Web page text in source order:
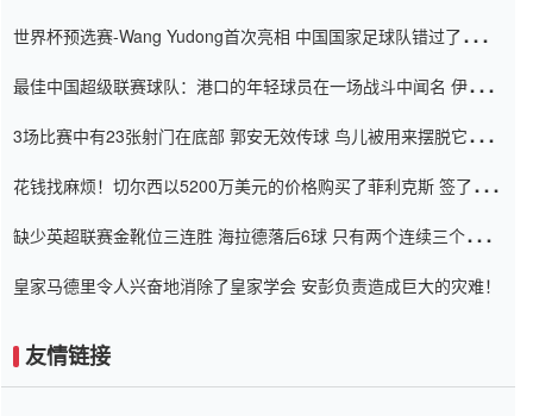
世界杯预选赛-Wang Yudong首次亮相 中国国家足球队错过了世界
最佳中国超级联赛球队：港口的年轻球员在一场战斗中闻名 伊万放
3场比赛中有23张射门在底部 郭安无效传球 鸟儿被用来摆脱它
花钱找麻烦！切尔西以5200万美元的价格购买了菲利克斯 签了7年
缺少英超联赛金靴位三连胜 海拉德落后6球 只有两个连续三个连续
皇家马德里令人兴奋地消除了皇家学会 安彭负责造成巨大的灾难！
友情链接